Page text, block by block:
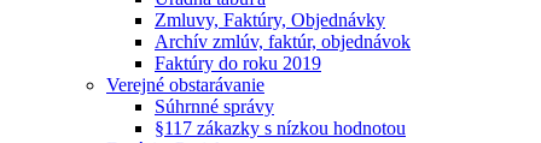
Zmluvy, Faktúry, Objednávky
Archív zmlúv, faktúr, objednávok
Faktúry do roku 2019
Verejné obstarávanie
Súhrnné správy
§117 zákazky s nízkou hodnotou